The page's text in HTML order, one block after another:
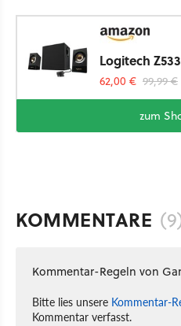
Logitech Z533
62,00 € 99,99 €
zum
KOMMENTARE
Kommentar-Regeln von
Bitte lies unsere Kommentar-
Kommentar verfasst.